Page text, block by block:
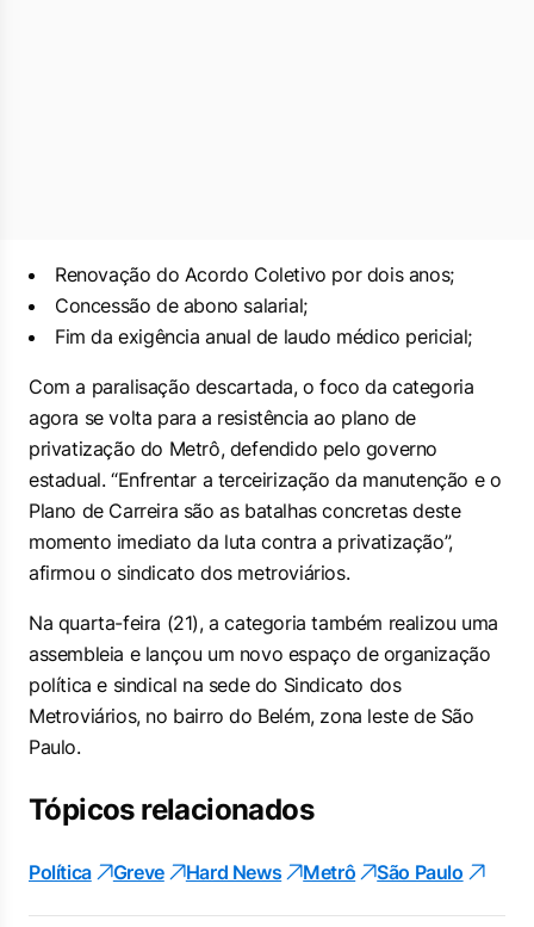
Renovação do Acordo Coletivo por dois anos;
Concessão de abono salarial;
Fim da exigência anual de laudo médico pericial;
Com a paralisação descartada, o foco da categoria
agora se volta para a resistência ao plano de
privatização do Metrô, defendido pelo governo
estadual. “Enfrentar a terceirização da manutenção e o
Plano de Carreira são as batalhas concretas deste
momento imediato da luta contra a privatização”,
afirmou o sindicato dos metroviários.
Na quarta-feira (21), a categoria também realizou uma
assembleia e lançou um novo espaço de organização
política e sindical na sede do Sindicato dos
Metroviários, no bairro do Belém, zona leste de São
Paulo.
Tópicos relacionados
Política Greve Hard News Metrô São Paulo